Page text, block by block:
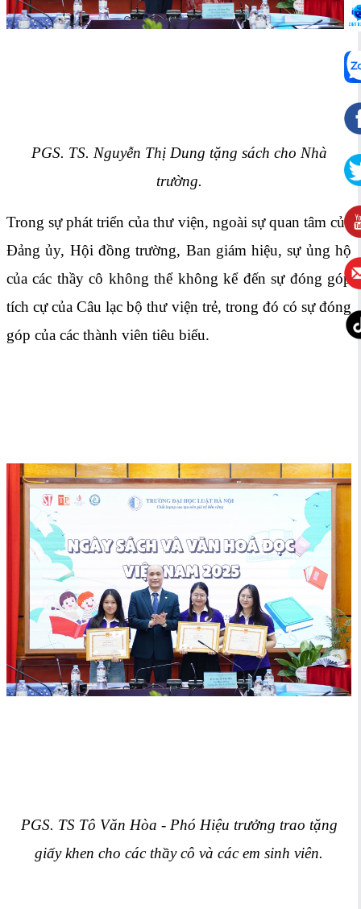
PGS. TS. Nguyễn Thị Dung tặng sách cho Nhà
trường.
Trong sự phát triển của thư viện, ngoài sự quan tâm của
Đảng ủy, Hội đồng trường, Ban giám hiệu, sự ủng hộ
của các thầy cô không thể không kể đến sự đóng góp
tích cự của Câu lạc bộ thư viện trẻ, trong đó có sự đóng
góp của các thành viên tiêu biểu.
PGS. TS Tô Văn Hòa - Phó Hiệu trưởng trao tặng
giấy khen cho các thầy cô và các em sinh viên.